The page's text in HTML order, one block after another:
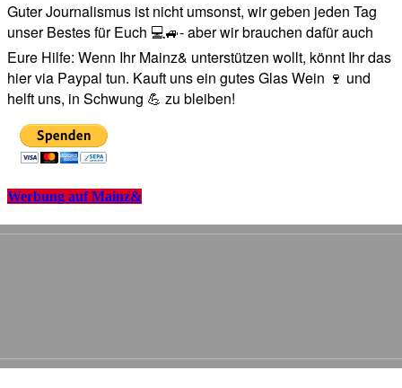
Guter Journalismus ist nicht umsonst, wir geben jeden Tag
unser Bestes für Euch 💻🚙- aber wir brauchen dafür auch
Eure Hilfe: Wenn Ihr Mainz& unterstützen wollt, könnt Ihr das
hier via Paypal tun. Kauft uns ein gutes Glas Wein 🍷 und
helft uns, in Schwung 💪 zu bleiben!
Werbung auf Mainz&